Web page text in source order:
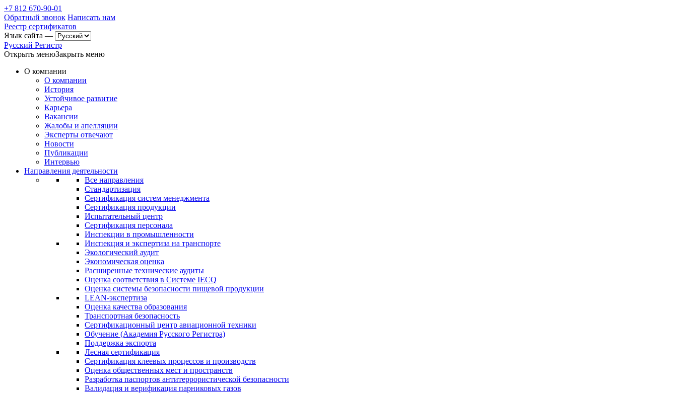
+7 812 670-90-01
Обратный звонок Написать нам
Реестр сертификатов
Язык сайта —
Русский Регистр
Открыть менюЗакрыть меню
О компании
О компании
История
Устойчивое развитие
Карьера
Вакансии
Жалобы и апелляции
Эксперты отвечают
Новости
Публикации
Интервью
Направления деятельности
Все направления
Стандартизация
Сертификация систем менеджмента
Сертификация продукции
Испытательный центр
Сертификация персонала
Инспекции в промышленности
Инспекция и экспертиза на транспорте
Экологический аудит
Экономическая оценка
Расширенные технические аудиты
Оценка соответствия в Системе IECQ
Оценка системы безопасности пищевой продукции
LEAN-экспертиза
Оценка качества образования
Транспортная безопасность
Сертификационный центр авиационной техники
Обучение (Академия Русского Регистра)
Поддержка экспорта
Лесная сертификация
Сертификация клеевых процессов и производств
Оценка общественных мест и пространств
Разработка паспортов антитеррористической безопасности
Валидация и верификация парниковых газов